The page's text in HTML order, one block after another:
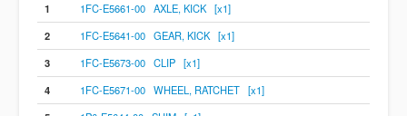
1
1FC-E5661-00 AXLE, KICK [x1]
2
1FC-E5641-00 GEAR, KICK [x1]
3
1FC-E5673-00 CLIP [x1]
4
1FC-E5671-00 WHEEL, RATCHET [x1]